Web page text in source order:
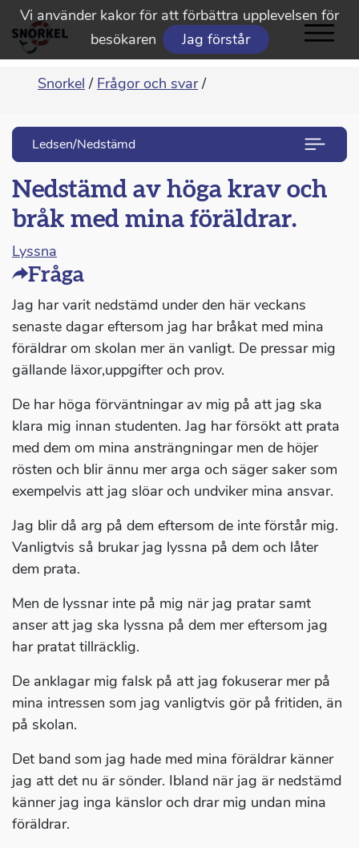
Vi använder kakor för att förbättra upplevelsen för
besökaren
Jag förstår
Snorkel / Frågor och svar /
Ledsen/Nedstämd
Nedstämd av höga krav och
bråk med mina föräldrar.
Lyssna
Fråga
Jag har varit nedstämd under den här veckans
senaste dagar eftersom jag har bråkat med mina
föräldrar om skolan mer än vanligt. De pressar mig
gällande läxor,uppgifter och prov.
De har höga förväntningar av mig på att jag ska
klara mig innan studenten. Jag har försökt att prata
med dem om mina ansträngningar men de höjer
rösten och blir ännu mer arga och säger saker som
exempelvis att jag slöar och undviker mina ansvar.
Jag blir då arg på dem eftersom de inte förstår mig.
Vanligtvis så brukar jag lyssna på dem och låter
dem prata.
Men de lyssnar inte på mig när jag pratar samt
anser att jag ska lyssna på dem mer eftersom jag
har pratat tillräcklig.
De anklagar mig falsk på att jag fokuserar mer på
mina intressen som jag vanligtvis gör på fritiden, än
på skolan.
Det band som jag hade med mina föräldrar känner
jag att det nu är sönder. Ibland när jag är nedstämd
känner jag inga känslor och drar mig undan mina
föräldrar.